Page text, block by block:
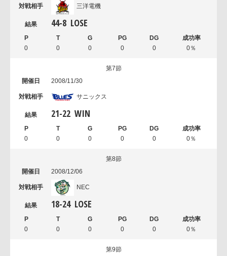
三洋電機
44-8 LOSE
0 0 0 0 0 0％
第7節
2008/11/30
サニックス
21-22 WIN
0 0 0 0 0 0％
第8節
2008/12/06
NEC
18-24 LOSE
0 0 0 0 0 0％
第9節